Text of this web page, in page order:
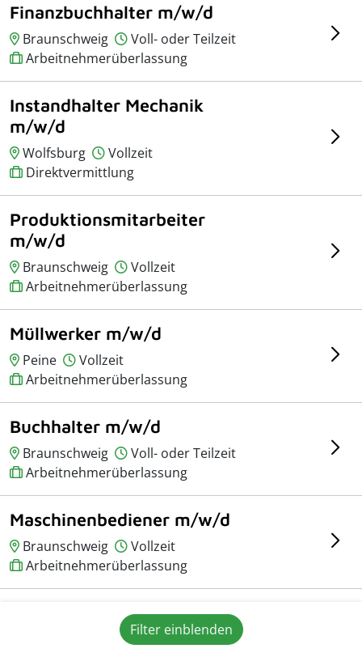
Filter einblenden
Finanzbuchhalter m/w/d
Braunschweig
Voll- oder Teilzeit
Arbeitnehmerüberlassung
Instandhalter Mechanik
m/w/d
Wolfsburg
Vollzeit
Direktvermittlung
Produktionsmitarbeiter
m/w/d
Braunschweig
Vollzeit
Arbeitnehmerüberlassung
Müllwerker m/w/d
Peine
Vollzeit
Arbeitnehmerüberlassung
Buchhalter m/w/d
Braunschweig
Voll- oder Teilzeit
Arbeitnehmerüberlassung
Maschinenbediener m/w/d
Braunschweig
Vollzeit
Arbeitnehmerüberlassung
Leiter Projektmanagement